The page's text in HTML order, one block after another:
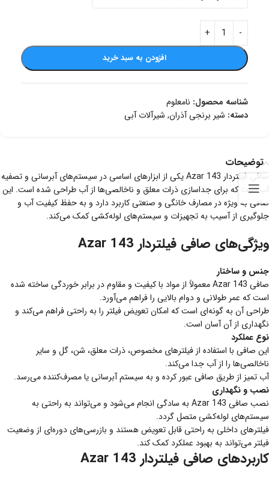
افزودن به سبد خرید
شناسه محصول: نامعلوم
دسته: شیر برنجی آذران, شیرآلات آبی
توضیحات
صافی فیلتردار Azar 143 یکی از ابزارهای اساسی در سیستم‌های آبرسانی و تصفیه
آب است که برای جداسازی ذرات معلق و ناخالصی‌ها از آب طراحی شده است. این
صافی به ویژه در مصارف خانگی و صنعتی کاربرد دارد و به حفظ کیفیت آب و
جلوگیری از آسیب به تجهیزات و سیستم‌های لوله‌کشی کمک می‌کند.
ویژگی‌های صافی فیلتردار Azar 143
جنس و ساختار
صافی Azar 143 معمولاً از مواد با کیفیت و مقاوم در برابر خوردگی ساخته شده
است که عمر طولانی و دوام بالایی را فراهم می‌آورد.
طراحی آن به گونه‌ای است که امکان تعویض فیلتر را به راحتی فراهم می‌کند و
نگهداری از آن آسان است.
نوع عملکرد
این صافی با استفاده از فیلترهای مخصوص، ذرات معلق، شن، گل و سایر
ناخالصی‌ها را از آب جدا می‌کند.
آب تمیز از طریق صافی عبور کرده و به سیستم آبرسانی یا مصرف‌کننده می‌رسد.
نصب و نگهداری
نصب صافی Azar 143 به سادگی انجام می‌شود و می‌تواند به راحتی به
سیستم‌های لوله‌کشی متصل گردد.
فیلترهای داخلی به راحتی قابل تعویض هستند و بازرسی‌های دوره‌ای از وضعیت
فیلتر می‌تواند به بهبود عملکرد کمک کند.
کاربردهای صافی فیلتردار Azar 143